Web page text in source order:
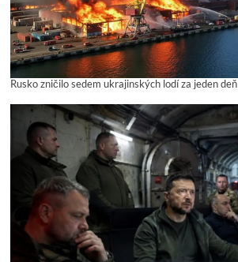
Rusko zničilo sedem ukrajinských lodí za jeden deň